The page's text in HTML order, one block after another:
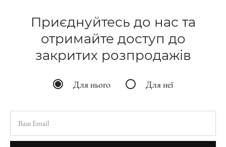
Приєднуйтесь до нас та
отримайте доступ до
закритих розпродажів
Для нього Для неї